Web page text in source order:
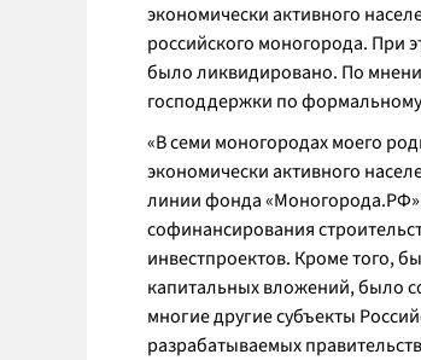
экономически активного
российского моногорода. При
было ликвидировано. По
господдержки по
«В семи моногородах моего
экономически активного
линии фонда «Моногорода.РФ»
софинансирования
инвестпроектов. Кроме того,
капитальных вложений, было
многие другие субъекты
разрабатываемых